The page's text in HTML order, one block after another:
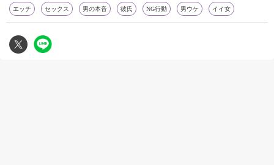
エッチ セックス 男の本音 彼氏 NG行動 男ウケ イイ女